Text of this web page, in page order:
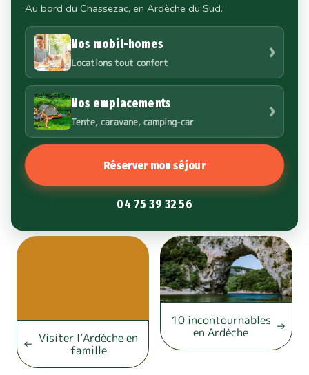
Au bord du Chassezac, en Ardèche du Sud.
Nos mobil-homes
Locations tout confort ›
Nos emplacements
Tente, caravane, camping-car ›
Réserver mon séjour
04 75 39 32 56
Visiter l’Ardèche en
famille
10 incontournables
en Ardèche